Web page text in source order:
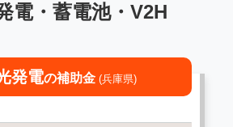
電・蓄電池・V2H
発電の補助金 (兵庫県)